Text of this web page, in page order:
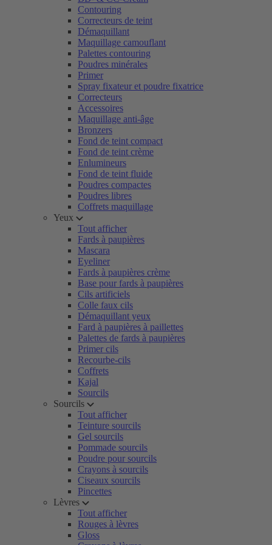
Contouring
Correcteurs de teint
Démaquillant
Maquillage camouflant
Palettes contouring
Poudres minérales
Primer
Spray fixateur et poudre fixatrice
Correcteurs
Accessoires
Maquillage anti-âge
Bronzers
Fond de teint compact
Fond de teint crème
Enlumineurs
Fond de teint fluide
Poudres compactes
Poudres libres
Coffrets maquillage
Yeux
Tout afficher
Fards à paupières
Mascara
Eyeliner
Fards à paupières crème
Base pour fards à paupières
Cils artificiels
Colle faux cils
Démaquillant yeux
Fard à paupières à paillettes
Palettes de fards à paupières
Primer cils
Recourbe-cils
Coffrets
Kajal
Sourcils
Sourcils
Tout afficher
Teinture sourcils
Gel sourcils
Pommade sourcils
Poudre pour sourcils
Crayons à sourcils
Ciseaux sourcils
Pincettes
Lèvres
Tout afficher
Rouges à lèvres
Gloss